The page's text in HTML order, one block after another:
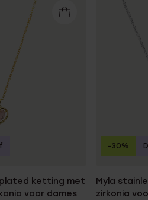
ketting met
voor dames
Myla
zirkonia
-30%